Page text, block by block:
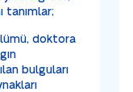
tanımlar;
doktora
bulguları